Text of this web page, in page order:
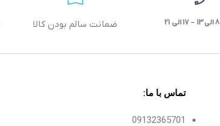
8 الی13 – 17 الی 21 ضمانت سالم بودن کالا
تماس با ما:
09132365701